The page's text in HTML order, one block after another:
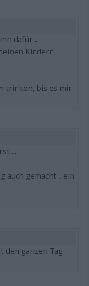
dafür ..
Kindern
trinken, bis es mir
....
auch gemacht .. ein
den ganzen Tag